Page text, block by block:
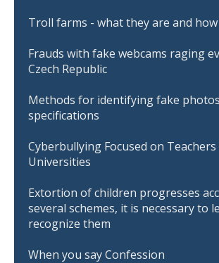
Troll farms - what they are and
Frauds with fake webcams raging
Czech Republic
Methods for identifying fake
specifications
Cyberbullying Focused on Teachers
Universities
Extortion of children progresses
several schemes, it is necessary to
recognize them
When you say Confession